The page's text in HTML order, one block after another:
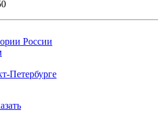
России
Петербурге